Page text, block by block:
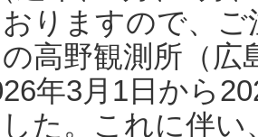
りますので、
高野観測所（
年3月1日から
た。これに伴い